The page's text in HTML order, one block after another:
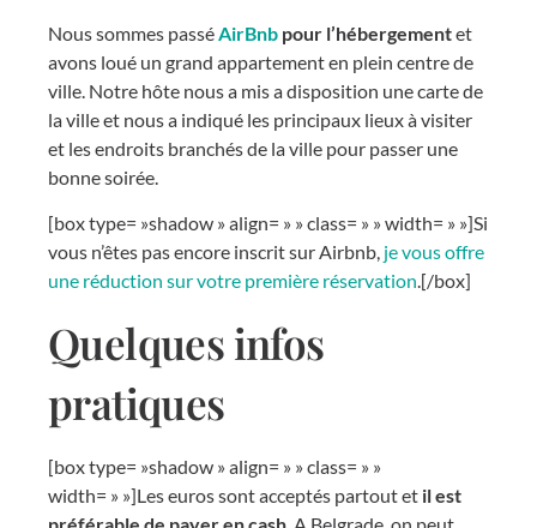
Nous sommes passéAirBnb pour l’hébergementet
avons loué un grand appartement en plein centre de
ville. Notre hôte nous a mis a disposition une carte de
la ville et nous a indiqué les principaux lieux à visiter
et les endroits branchés de la ville pour passer une
bonne soirée.
[box type= »shadow » align= » » class= » » width= » »]Si
vous n’êtes pas encore inscrit sur Airbnb, je vous offre
une réduction sur votre première réservation.[/box]
Quelques infos
pratiques
[box type= »shadow » align= » » class= » »
width= » »]Les euros sont acceptés partout et il est